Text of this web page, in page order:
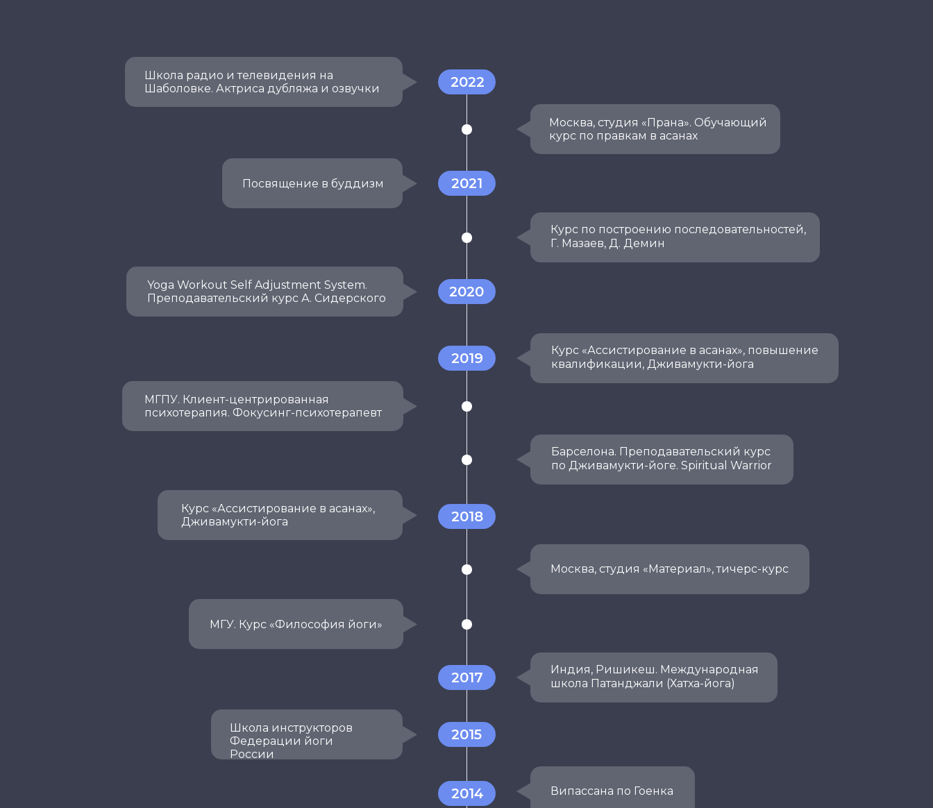
2022
2021
2020
2019
2018
2017
2015
2014
Школа радио и телевидения на
Шаболовке. Актриса дубляжа и озвучки
Москва, студия «Прана». Обучающий
курс по правкам в асанах
Посвящение в буддизм
Курс по построению последовательностей,
Г. Мазаев, Д. Демин
Yoga Workout Self Adjustment System.
Преподавательский курс А. Сидерского
Курс «Ассистирование в асанах», повышение
квалификации, Дживамукти-йога
МГПУ. Клиент-центрированная
психотерапия. Фокусинг-психотерапевт
Барселона. Преподавательский курс
по Дживамукти-йоге. Spiritual Warrior
Курс «Ассистирование в асанах»,
Дживамукти-йога
Москва, студия «Материал», тичерс-курс
МГУ. Курс «Философия йоги»
Индия, Ришикеш. Международная
школа Патанджали (Хатха-йога)
Школа инструкторов
Федерации йоги
России
Випассана по Гоенка